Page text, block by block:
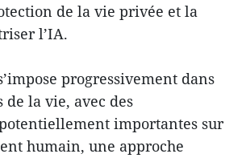
de la vie privée et la
l’IA.
progressivement dans
de la vie, avec des
importantes sur
humain, une approche